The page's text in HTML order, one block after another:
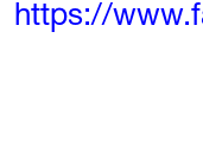
https://